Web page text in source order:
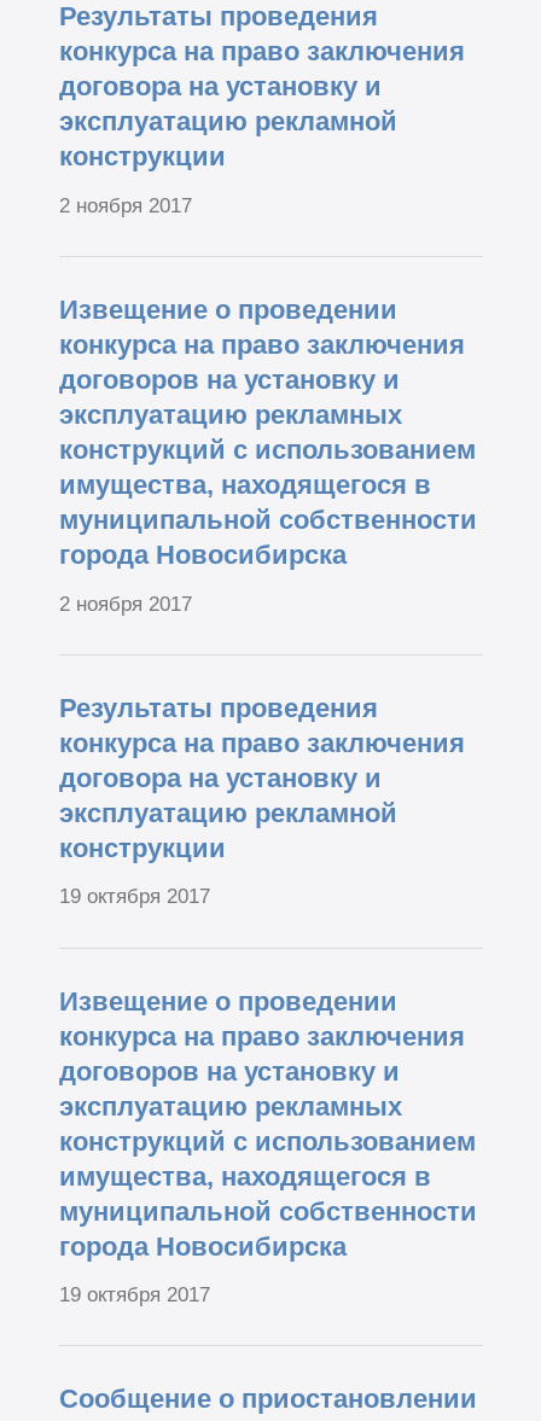
Результаты проведения
конкурса на право заключения
договора на установку и
эксплуатацию рекламной
конструкции
2 ноября 2017
Извещение о проведении
конкурса на право заключения
договоров на установку и
эксплуатацию рекламных
конструкций с использованием
имущества, находящегося в
муниципальной собственности
города Новосибирска
2 ноября 2017
Результаты проведения
конкурса на право заключения
договора на установку и
эксплуатацию рекламной
конструкции
19 октября 2017
Извещение о проведении
конкурса на право заключения
договоров на установку и
эксплуатацию рекламных
конструкций с использованием
имущества, находящегося в
муниципальной собственности
города Новосибирска
19 октября 2017
Сообщение о приостановлении